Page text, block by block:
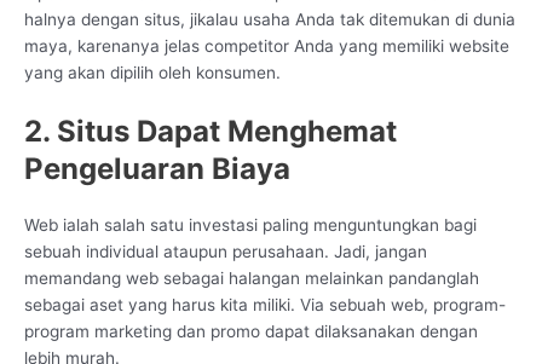
halnya dengan situs, jikalau usaha Anda tak ditemukan di dunia
maya, karenanya jelas competitor Anda yang memiliki website
yang akan dipilih oleh konsumen.
2. Situs Dapat Menghemat
Pengeluaran Biaya
Web ialah salah satu investasi paling menguntungkan bagi
sebuah individual ataupun perusahaan. Jadi, jangan
memandang web sebagai halangan melainkan pandanglah
sebagai aset yang harus kita miliki. Via sebuah web, program-
program marketing dan promo dapat dilaksanakan dengan
lebih murah.